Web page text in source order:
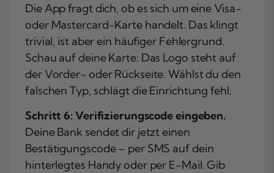
Die App fragt dich, ob es sich um eine Visa-
oder Mastercard-Karte handelt. Das klingt
trivial, ist aber ein häufiger Fehlergrund.
Schau auf deine Karte: Das Logo steht auf
der Vorder- oder Rückseite. Wählst du den
falschen Typ, schlägt die Einrichtung fehl.
Schritt 6: Verifizierungscode eingeben.
Deine Bank sendet dir jetzt einen
Bestätigungscode – per SMS auf dein
hinterlegtes Handy oder per E-Mail. Gib